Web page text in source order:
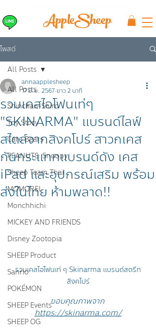
โพสต์
All Posts
Shinchan-Shiro
Toy Story
Care Bears
PEANUTS: Snoopy
Sheep Team Thai
MOMOREI
Monchhichi
MICKEY AND FRIENDS
Disney Zootopia
SHEEP Product
Sanrio
POKÉMON
SHEEP Events
SHEEP OG
All Posts
รวมเคสไอโฟนเท่ๆ
"SKINARMA" แบรนด์ไลฟ์
สไตล์จากสิงคโปร์ สาวกเคส
กันกระแทกแบรนด์ดัง เคส
iPad และอุปกรณ์เสริม พร้อม
ส่งในไทย ห้ามพลาด!!
annaapplesheep
17 มิ.ย. 2567 ยาว 2 นาที
รวมเคสไอโฟนเท่ ๆ Skinarma แบรนด์สตรีท
สิงคโปร์
ขอบคุณภาพจาก
https://skinarma.com/